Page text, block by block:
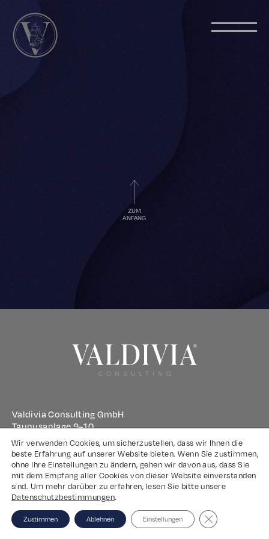
ZUM
ANFANG
Valdivia Consulting GmbH
Taunusanlage 9–10
60329 Frankfurt am Main
Impressum
Datenschutz
Wir verwenden Cookies, um sicherzustellen, dass wir Ihnen die
beste Erfahrung auf unserer Website bieten. Wenn Sie zustimmen,
ohne Ihre Einstellungen zu ändern, gehen wir davon aus, dass Sie
mit dem Empfang aller Cookies von dieser Website einverstanden
sind. Um mehr darüber zu erfahren, lesen Sie bitte unsere
Datenschutzbestimmungen.
Zustimmen Ablehnen Einstellungen Close GDPR